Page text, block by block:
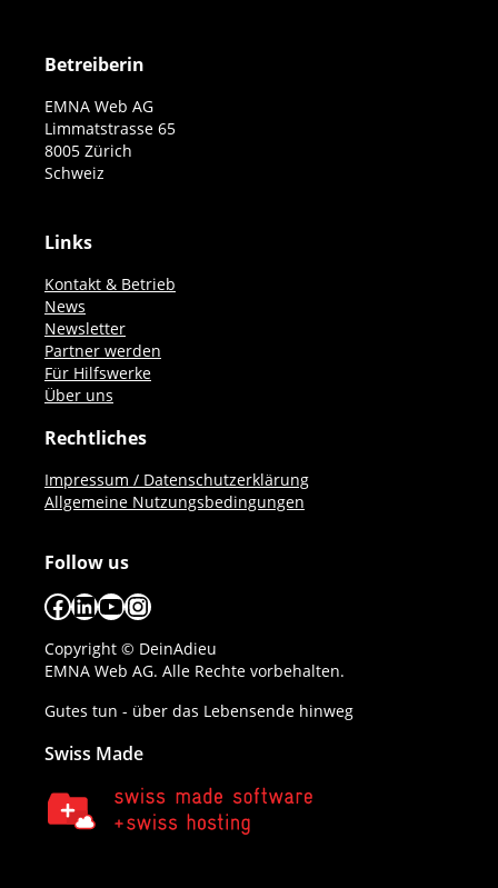
Betreiberin
EMNA Web AG
Limmatstrasse 65
8005 Zürich
Schweiz
Links
Kontakt & Betrieb
News
Newsletter
Partner werden
Für Hilfswerke
Über uns
Rechtliches
Impressum / Datenschutzerklärung
Allgemeine Nutzungsbedingungen
Follow us
Facebook
LinkedIn
YouTube
Instagram
Copyright © DeinAdieu
EMNA Web AG. Alle Rechte vorbehalten.
Gutes tun - über das Lebensende hinweg
Swiss Made